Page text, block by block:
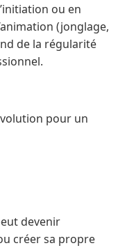
ou en
(jonglage,
de la régularité
pour un
devenir
créer sa propre